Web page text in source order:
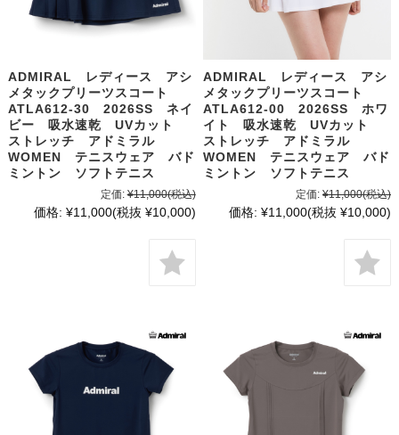
ADMIRAL レディース アシ
メタックプリーツスコート
ATLA612-30 2026SS ネイ
ビー 吸水速乾 UVカット
ストレッチ アドミラル
WOMEN テニスウェア バド
ミントン ソフトテニス
定価: ¥11,000(税込)
価格: ¥11,000(税抜 ¥10,000)
ADMIRAL レディース アシ
メタックプリーツスコート
ATLA612-00 2026SS ホワ
イト 吸水速乾 UVカット
ストレッチ アドミラル
WOMEN テニスウェア バド
ミントン ソフトテニス
定価: ¥11,000(税込)
価格: ¥11,000(税抜 ¥10,000)